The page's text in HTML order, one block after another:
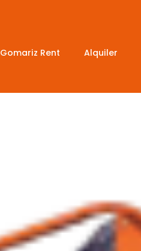
Gomariz Rent Alquiler